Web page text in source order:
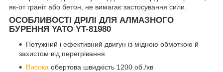
як-от граніт або бетон, не вимагає застосування сили.
ОСОБЛИВОСТІ ДРІЛІ ДЛЯ АЛМАЗНОГО
БУРЕННЯ YATO YT-81980
Потужний і ефективний двигун із мідною обмоткою й
захистом від перегрівання
Висока обертова швидкість 1200 об./хв